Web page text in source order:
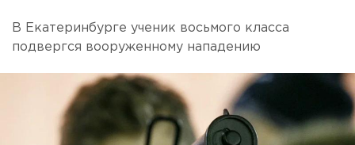
В Екатеринбурге ученик восьмого класса
подвергся вооруженному нападению